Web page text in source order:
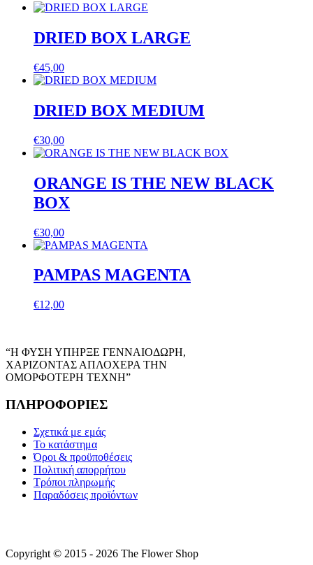
DRIED BOX LARGE
€45,00
DRIED BOX MEDIUM
€30,00
ORANGE IS THE NEW BLACK
BOX
€30,00
PAMPAS MAGENTA
€12,00
“Η ΦΥΣΗ ΥΠΗΡΞΕ ΓΕΝΝΑΙΟΔΩΡΗ,
ΧΑΡΙΖΟΝΤΑΣ ΑΠΛΟΧΕΡΑ ΤΗΝ
ΟΜΟΡΦΟΤΕΡΗ ΤΕΧΝΗ”
ΠΛΗΡΟΦΟΡΙΕΣ
Σχετικά με εμάς
Το κατάστημα
Όροι & προϋποθέσεις
Πολιτική απορρήτου
Τρόποι πληρωμής
Παραδόσεις προϊόντων
Copyright © 2015 - 2026 The Flower Shop